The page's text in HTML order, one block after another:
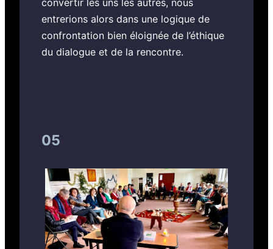
entrerions alors dans une logique de
confrontation bien éloignée de l’éthique
du dialogue et de la rencontre.
05